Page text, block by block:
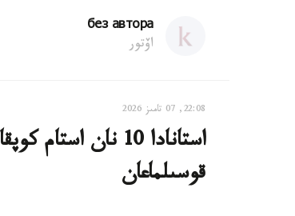
без автора
اۆتور
22:08, 07 تامىز 2026
استانادا 10 نان
قوسىلماعان